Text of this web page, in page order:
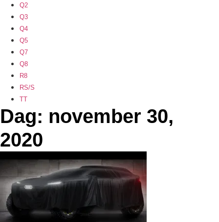
Q2
Q3
Q4
Q5
Q7
Q8
R8
RS/S
TT
Dag: november 30,
2020